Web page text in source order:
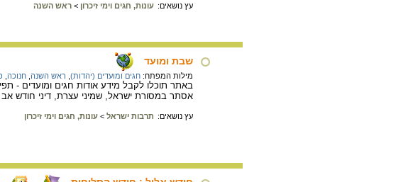
עץ נושאים: עונות, חגים וימי זיכרון > ראש השנה
שבת ומועד
מילות המפתח: חגים ומועדים (יהדות) ראש השנה חנוכה
באתר תוכלו לקבל מידע אודות חגים ומועדים -
אסתר במסורת ישראל, שמיני עצרת, דיני חודש אב
עץ נושאים: תרבות ישראל > עונות, חגים וימי זיכרון